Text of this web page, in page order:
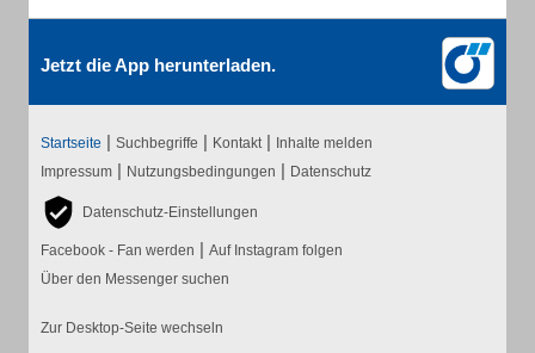
Jetzt die App herunterladen.
Startseite | Suchbegriffe | Kontakt | Inhalte melden
Impressum | Nutzungsbedingungen | Datenschutz
Datenschutz-Einstellungen
Facebook - Fan werden | Auf Instagram folgen
Über den Messenger suchen
Zur Desktop-Seite wechseln